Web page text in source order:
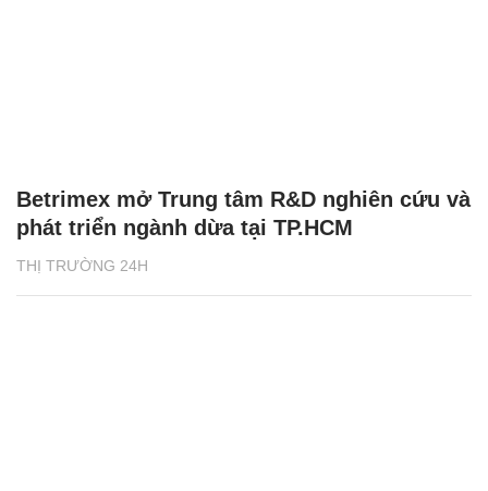
THỊ TRƯỜNG 24H
Betrimex mở Trung tâm R&D nghiên cứu và
phát triển ngành dừa tại TP.HCM